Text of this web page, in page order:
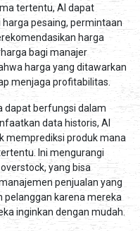
tertentu, AI dapat
pesaing, permintaan
harga
bagi manajer
harga yang ditawarkan
menjaga profitabilitas.
dapat berfungsi dalam
data historis, AI
memprediksi produk mana
Ini mengurangi
yang bisa
penjualan yang
pelanggan karena mereka
inginkan dengan mudah.